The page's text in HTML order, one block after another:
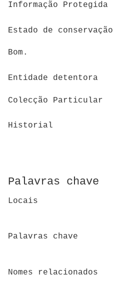
Informação Protegida
Estado de conservação
Bom.
Entidade detentora
Colecção Particular
Historial
Palavras chave
Locais
Palavras chave
Nomes relacionados